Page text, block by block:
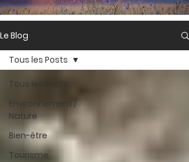
Le Blog
Tous les Posts
Environnement /
Nature
Bien-être
Tourisme
Tous les Posts